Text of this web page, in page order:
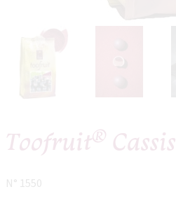
Toofruit® Cassis
N° 1550